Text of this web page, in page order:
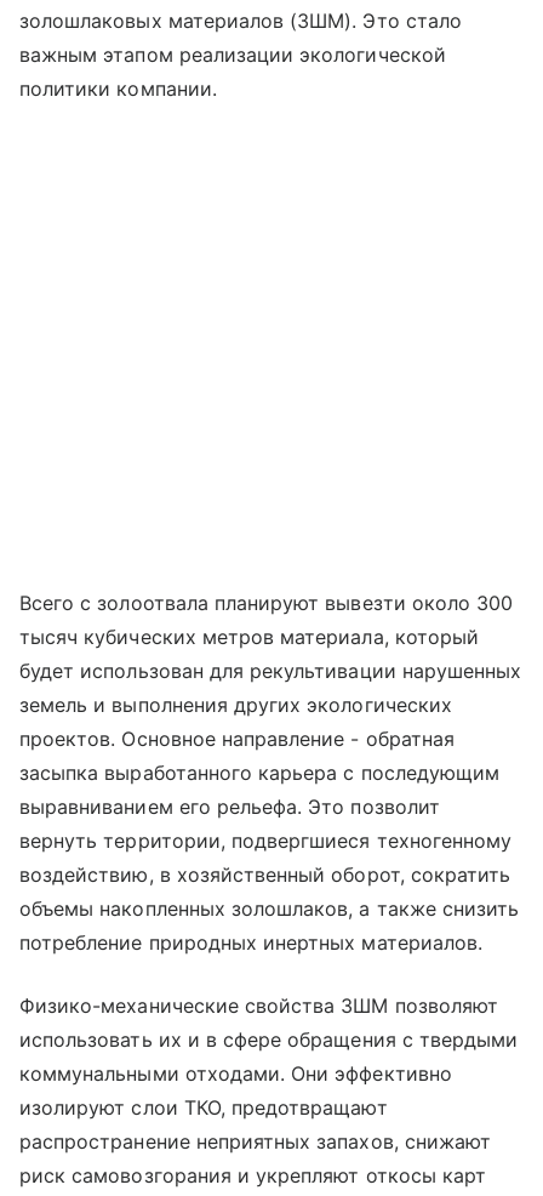
золошлаковых материалов (ЗШМ). Это стало
важным этапом реализации экологической
политики компании.
Всего с золоотвала планируют вывезти около 300
тысяч кубических метров материала, который
будет использован для рекультивации нарушенных
земель и выполнения других экологических
проектов. Основное направление - обратная
засыпка выработанного карьера с последующим
выравниванием его рельефа. Это позволит
вернуть территории, подвергшиеся техногенному
воздействию, в хозяйственный оборот, сократить
объемы накопленных золошлаков, а также снизить
потребление природных инертных материалов.
Физико-механические свойства ЗШМ позволяют
использовать их и в сфере обращения с твердыми
коммунальными отходами. Они эффективно
изолируют слои ТКО, предотвращают
распространение неприятных запахов, снижают
риск самовозгорания и укрепляют откосы карт